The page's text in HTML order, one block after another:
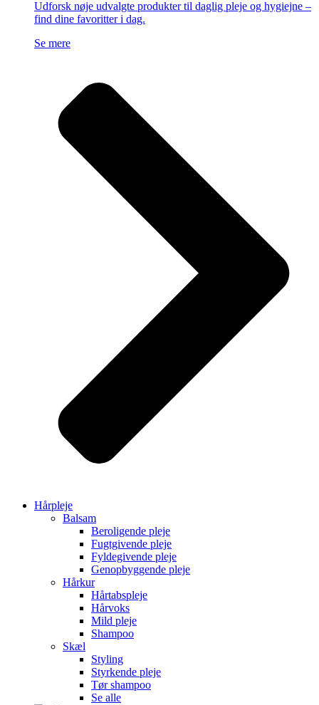
Udforsk nøje udvalgte produkter til daglig pleje og hygiejne –
find dine favoritter i dag.
Se mere
Hårpleje
Balsam
Beroligende pleje
Fugtgivende pleje
Fyldegivende pleje
Genopbyggende pleje
Hårkur
Hårtabspleje
Hårvoks
Mild pleje
Shampoo
Skæl
Styling
Styrkende pleje
Tør shampoo
Se alle